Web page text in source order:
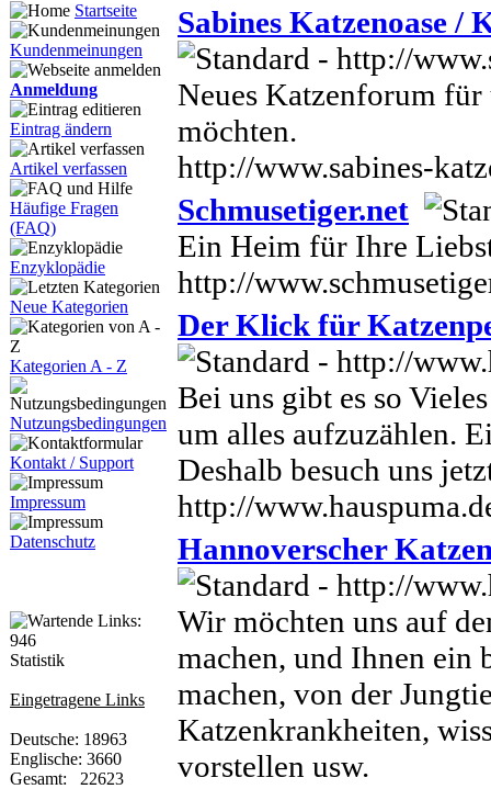
Startseite
Kundenmeinungen
Anmeldung
Eintrag ändern
Artikel verfassen
Häufige Fragen
(FAQ)
Enzyklopädie
Neue Kategorien
Kategorien A - Z
Nutzungsbedingungen
Kontakt / Support
Impressum
Datenschutz
Statistik
Eingetragene Links
Deutsche: 18963
Englische: 3660
Gesamt: 22623
Sabines Katzenoase /
Neues Katzenforum für
möchten.
http://www.sabines-
Schmusetiger.net
Ein Heim für Ihre
http://
Der Klick für
Bei uns gibt es so
um alles aufzuzählen.
Deshalb besuch uns
http://
Hannoverscher
Wir möchten uns auf
machen, und Ihnen ein
machen, von der
Katzenkrankheiten,
vorstellen usw.